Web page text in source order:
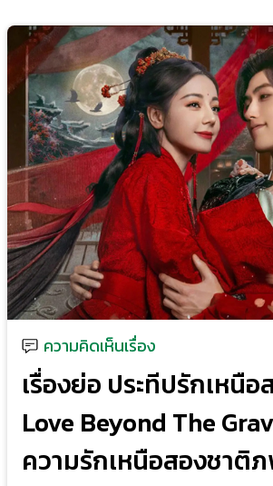
ความคิดเห็นเรื่อง
เรื่องย่อ ประทีปรักเหนื
Love Beyond The
ความรักเหนือสองชาติ